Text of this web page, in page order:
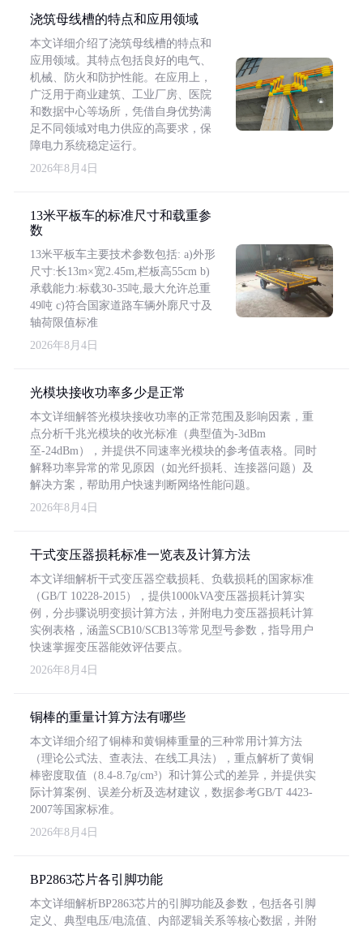
浇筑母线槽的特点和应用领域
本文详细介绍了浇筑母线槽的特点和
应用领域。其特点包括良好的电气、
机械、防火和防护性能。在应用上，
广泛用于商业建筑、工业厂房、医院
和数据中心等场所，凭借自身优势满
足不同领域对电力供应的高要求，保
障电力系统稳定运行。
2026年8月4日
13米平板车的标准尺寸和载重参
数
13米平板车主要技术参数包括: a)外形
尺寸:长13m×宽2.45m,栏板高55cm b)
承载能力:标载30-35吨,最大允许总重
49吨 c)符合国家道路车辆外廓尺寸及
轴荷限值标准
2026年8月4日
光模块接收功率多少是正常
本文详细解答光模块接收功率的正常范围及影响因素，重
点分析千兆光模块的收光标准（典型值为-3dBm
至-24dBm），并提供不同速率光模块的参考值表格。同时
解释功率异常的常见原因（如光纤损耗、连接器问题）及
解决方案，帮助用户快速判断网络性能问题。
2026年8月4日
干式变压器损耗标准一览表及计算方法
本文详细解析干式变压器空载损耗、负载损耗的国家标准
（GB/T 10228-2015），提供1000kVA变压器损耗计算实
例，分步骤说明变损计算方法，并附电力变压器损耗计算
实例表格，涵盖SCB10/SCB13等常见型号参数，指导用户
快速掌握变压器能效评估要点。
2026年8月4日
铜棒的重量计算方法有哪些
本文详细介绍了铜棒和黄铜棒重量的三种常用计算方法
（理论公式法、查表法、在线工具法），重点解析了黄铜
棒密度取值（8.4-8.7g/cm³）和计算公式的差异，并提供实
际计算案例、误差分析及选材建议，数据参考GB/T 4423-
2007等国家标准。
2026年8月4日
BP2863芯片各引脚功能
本文详细解析BP2863芯片的引脚功能及参数，包括各引脚
定义、典型电压/电流值、内部逻辑关系等核心数据，并附